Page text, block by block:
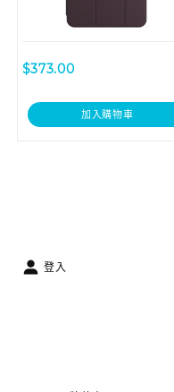
$373.00
加入購物車
登入